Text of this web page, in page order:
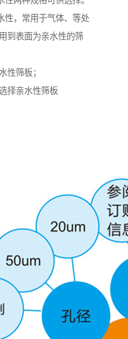
性，常用于气体、等处
到表面为亲水性的筛
性筛板；
择亲水性筛板